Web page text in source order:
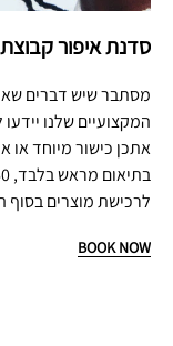
סדנת איפור
מסתבר שיש דברים
המקצועיים שלנו
אתכן כישור מיוחד או
לרכישת מוצרים בסוף
BOOK NOW